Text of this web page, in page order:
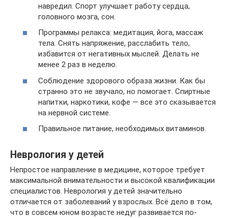
навредил. Спорт улучшает работу сердца,
головного мозга, сон.
Программы релакса: медитация, йога, массаж
тела. Снять напряжение, расслабить тело,
избавится от негативных мыслей. Делать не
менее 2 раз в неделю.
Соблюдение здорового образа жизни. Как бы
странно это не звучало, но помогает. Спиртные
напитки, наркотики, кофе — все это сказывается
на нервной системе.
Правильное питание, необходимых витаминов.
Неврология у детей
Непростое направление в медицине, которое требует
максимальной внимательности и высокой квалификации
специалистов. Неврология у детей значительно
отличается от заболеваний у взрослых. Всё дело в том,
что в совсем юном возрасте недуг развивается по-